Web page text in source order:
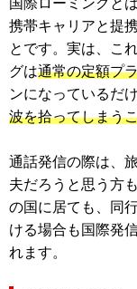
国際ローミングと
携帯キャリアと提
とです。実は、こ
グは通常の定額プ
ンになっているだけ
波を拾ってしまう
通話発信の際は、
夫だろうと思う方
の国に居ても、同
ける場合も国際発
れます。